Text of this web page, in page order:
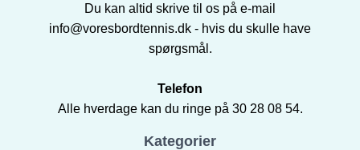
Du kan altid skrive til os på e-mail
info@voresbordtennis.dk - hvis du skulle have
spørgsmål.
Telefon
Alle hverdage kan du ringe på 30 28 08 54.
Kategorier